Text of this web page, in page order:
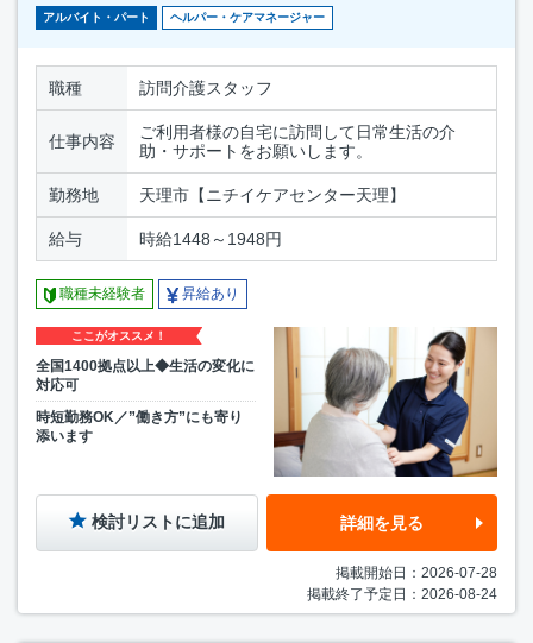
アルバイト・パート ヘルパー・ケアマネージャー
職種 訪問介護スタッフ
仕事内容
ご利用者様の自宅に訪問して日常生活の介
助・サポートをお願いします。
勤務地 天理市【ニチイケアセンター天理】
給与 時給1448～1948円
職種未経験者 昇給あり
ここがオススメ！
全国1400拠点以上◆生活の変化に
対応可
時短勤務OK／”働き方”にも寄り
添います
検討リストに追加 詳細を見る
掲載開始日：2026-07-28
掲載終了予定日：2026-08-24